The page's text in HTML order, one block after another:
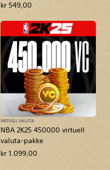
kr 549,00
NBA 2K25 450000 virtuell
valuta-pakke
VIRTUELL VALUTA
kr 1.099,00